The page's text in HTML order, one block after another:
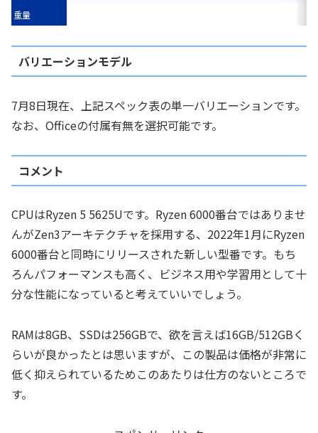
重量
バリエーションモデル
7月8日現在、上記スペック表の単一バリエーションです。
なお、Officeの付属有無を選択可能です。
コメント
CPUはRyzen 5 5625Uです。Ryzen 6000番台ではありませ
んがZen3アーキテクチャを採用する、2022年1月にRyzen
6000番台と同時にリリースされた新しい型番です。もち
ろんパフォーマンスも高く、ビジネス用や学習用として十
分な性能になっていると考えていいでしょう。
RAMは8GB、SSDは256GBで、欲を言えば16GB/512GBく
らいが良かったとは思いますが、この製品は価格が非常に
低く抑えられているためこのあたりは仕方のないところで
す。